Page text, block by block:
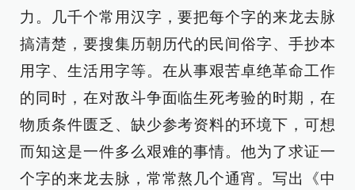
力。几千个常用汉字，要把每个字的来龙去脉
搞清楚，要搜集历朝历代的民间俗字、手抄本
用字、生活用字等。在从事艰苦卓绝革命工作
的同时，在对敌斗争面临生死考验的时期，在
物质条件匮乏、缺少参考资料的环境下，可想
而知这是一件多么艰难的事情。他为了求证一
个字的来龙去脉，常常熬几个通宵。写出《中